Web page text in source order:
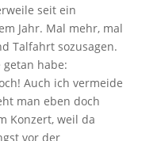
seit ein
Jahr. Mal mehr, mal
Talfahrt sozusagen.
getan habe:
Auch ich vermeide
man eben doch
Konzert, weil da
vor der